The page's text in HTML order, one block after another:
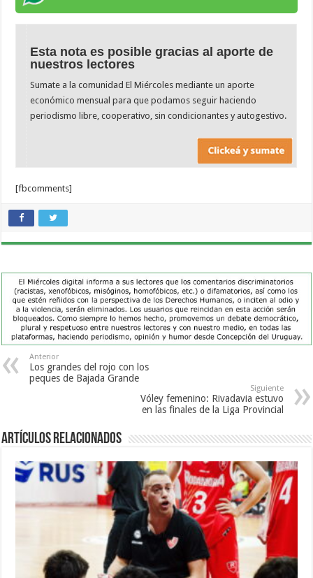
Esta nota es posible gracias al aporte de
nuestros lectores
Sumate a la comunidad El Miércoles mediante un aporte
económico mensual para que podamos seguir haciendo
periodismo libre, cooperativo, sin condicionantes y autogestivo.
[fbcomments]
Anterior
Los grandes del rojo con los
peques de Bajada Grande
Siguiente
Vóley femenino: Rivadavia estuvo
en las finales de la Liga Provincial
Artículos Relacionados